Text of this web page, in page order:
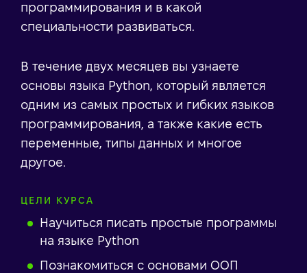
программирования и в какой
специальности развиваться.
В течение двух месяцев вы узнаете
основы языка Python, который является
одним из самых простых и гибких языков
программирования, а также какие есть
переменные, типы данных и многое
другое.
ЦЕЛИ КУРСА
Научиться писать простые программы
на языке Python
Познакомиться с основами ООП